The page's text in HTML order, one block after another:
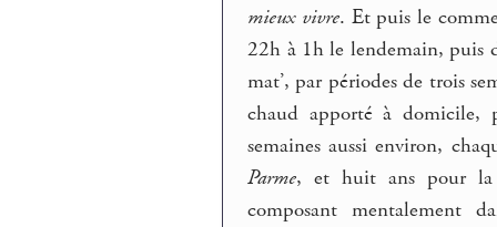
mieux vivre. Et puis le
22h à 1h le lendemain, puis
mat’, par périodes de trois
chaud apporté à domicile,
semaines aussi environ,
Parme, et huit ans pour la
composant mentalement